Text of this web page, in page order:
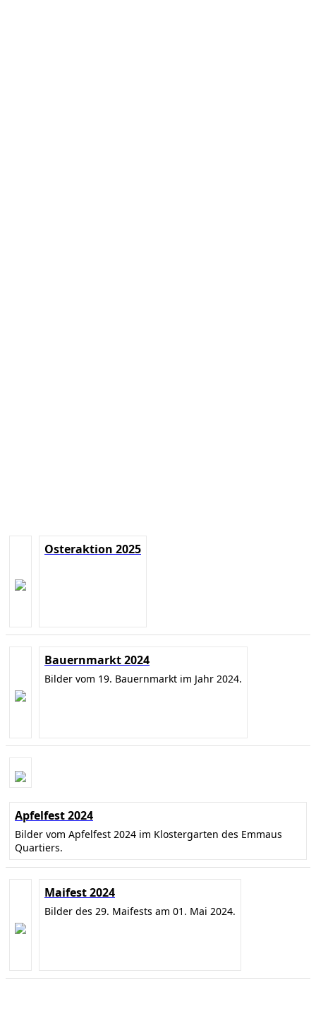
Osteraktion 2025
Bauernmarkt 2024
Bilder vom 19. Bauernmarkt im Jahr 2024.
Apfelfest 2024
Bilder vom Apfelfest 2024 im Klostergarten des Emmaus
Quartiers.
Maifest 2024
Bilder des 29. Maifests am 01. Mai 2024.